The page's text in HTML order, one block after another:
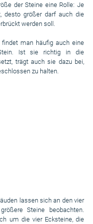
der Steine eine Rolle: Je
desto größer darf auch die
werden soll.
findet man häufig auch eine
Ist sie richtig in die
trägt auch sie dazu bei,
zu halten.
lassen sich an den vier
Steine beobachten.
um die vier Ecksteine, die